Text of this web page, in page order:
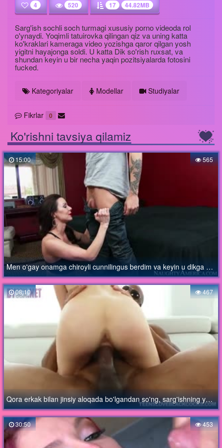
4 520 17 44.82MB
Sarg'ish sochli soch turmagi xususiy porno videoda rol
o'ynaydi. Yoqimli tatuirovka qilingan qiz va uning katta
ko'kraklari kameraga video yozishga qaror qilgan yosh
yigitni hayajonga soldi. U katta Dik so'rish ruxsat, va
shundan keyin u bir necha yaqin pozitsiyalarda fotosini
fucked.
Kategoriyalar Modellar Studiyalar
Fikrlar 0
Ko'rishni tavsiya qilamiz
15:00 565
Men o'gay onamga chiroyli cunnilingus berdim va keyin u dikga o'tirdi
08:10 467
Qora erkak bilan jinsiy aloqada bo'lgandan so'ng, sarg'ishning yuzida juda ko'p sperma bor
30:50 453